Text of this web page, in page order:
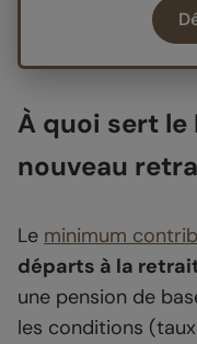
À quoi sert le
nouveau
Le minimum
départs à la
une pension de
les conditions